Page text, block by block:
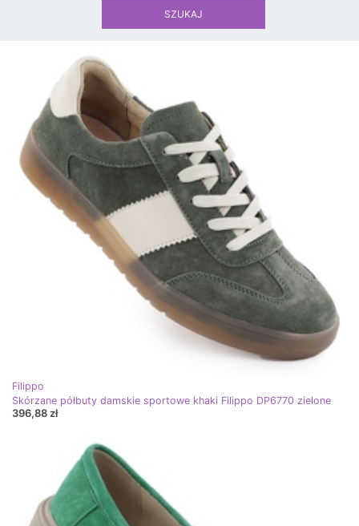
Filippo
Skórzane półbuty damskie sportowe khaki Filippo DP6770 zielone
396,88 zł
SZUKAJ